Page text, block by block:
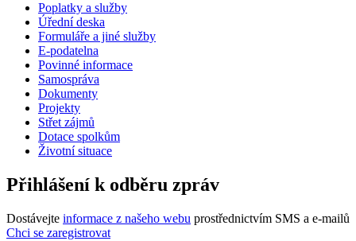
Poplatky a služby
Úřední deska
Formuláře a jiné služby
E-podatelna
Povinné informace
Samospráva
Dokumenty
Projekty
Střet zájmů
Dotace spolkům
Životní situace
Přihlášení k odběru zpráv
Dostávejte informace z našeho webu prostřednictvím SMS a e-mailů
Chci se zaregistrovat